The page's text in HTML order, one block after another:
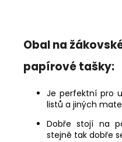
Obal na
papírové tašky:
Je perfektní pro
listů a jiných
Dobře stojí na
stejně tak dobře